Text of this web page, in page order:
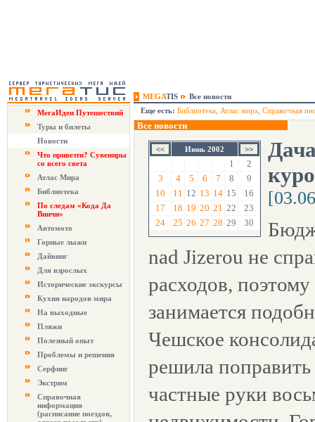
MEGATIS
Все новости
МегаИдеи Путешествий
Туры и билеты
Новости
Что привезти? Сувениры
со всего света
Атлас Мира
Библиотека
По следам «Кода Да
Винчи»
Автомото
Горные лыжи
Дайвинг
Для взрослых
Исторические экскурсы
Кухня народов мира
На выходные
Пляжи
Полезный опыт
Проблемы и решения
Серфинг
Экстрим
Справочная
информация
(расписание поездов,
Еще есть: Библиотека Атлас мира Справочная
Все новости
Июнь 2002
1
2
3
4 5 6 7 8
9
10
11 12 13 14 15
16
17
18 19 20 21 22
23
24
25 26 27 28 29 30
nad Jizerou не
расходов,
занимается
Чешское
решила
частные руки